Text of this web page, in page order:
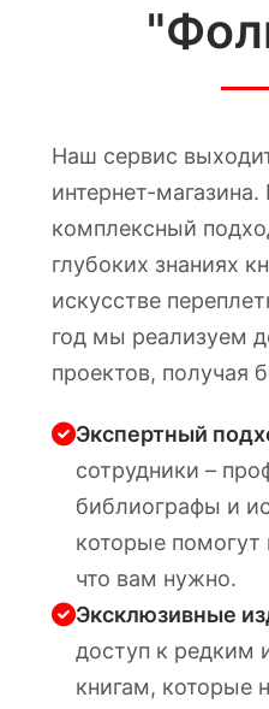
Наш сервис
интернет-
комплексный
глубоких знаниях
искусстве
год мы реализуем
проектов, получая
Экспертный
сотрудники –
библиографы и
которые помогут
что вам нужно.
Эксклюзивные
доступ к
книгам, которые